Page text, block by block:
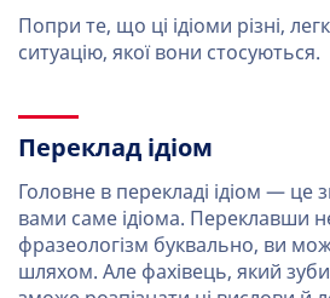
Попри те, що ці ідіоми різні,
ситуацію, якої вони стосуються.
Переклад ідіом
Головне в перекладі ідіом — це
вами саме ідіома. Переклавши
фразеологізм буквально, ви
шляхом. Але фахівець, який зуби